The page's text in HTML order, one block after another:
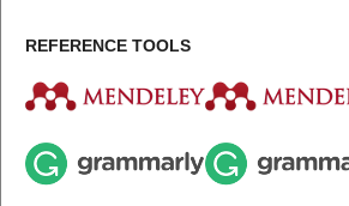
REFERENCE TOOLS